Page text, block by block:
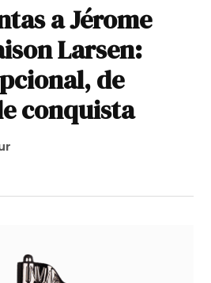
a Jérome
Larsen:
de
conquista